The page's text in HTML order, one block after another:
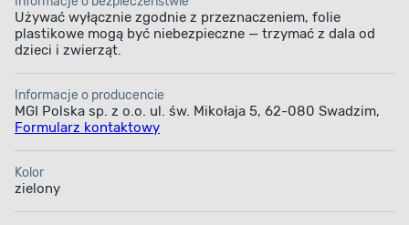
Używać wyłącznie zgodnie z przeznaczeniem, folie
plastikowe mogą być niebezpieczne — trzymać z dala od
dzieci i zwierząt.
Informacje o producencie
MGI Polska sp. z o.o. ul. św. Mikołaja 5, 62-080 Swadzim,
Formularz kontaktowy
Kolor
zielony